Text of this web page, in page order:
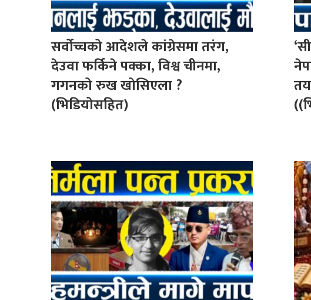
सर्वोच्चको आदेशले कांग्रेसमा तरंग,
देउवा फर्किने पक्का, विश्व चीनमा,
गगनको रुख खोसिएला ?
(भिडियोसहित)